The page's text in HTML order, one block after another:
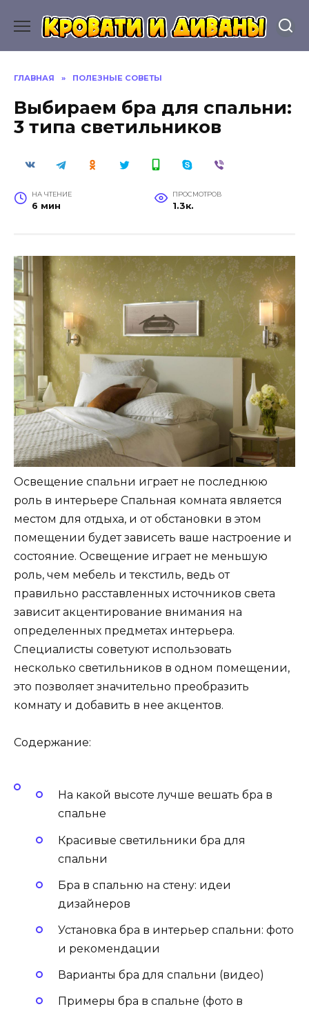
содержанию
ГЛАВНАЯ » ПОЛЕЗНЫЕ СОВЕТЫ
Выбираем бра для спальни:
3 типа светильников
НА ЧТЕНИЕ
6 мин
ПРОСМОТРОВ
1.3к.
Освещение спальни играет не последнюю
роль в интерьере Спальная комната является
местом для отдыха, и от обстановки в этом
помещении будет зависеть ваше настроение и
состояние. Освещение играет не меньшую
роль, чем мебель и текстиль, ведь от
правильно расставленных источников света
зависит акцентирование внимания на
определенных предметах интерьера.
Специалисты советуют использовать
несколько светильников в одном помещении,
это позволяет значительно преобразить
комнату и добавить в нее акцентов.
Содержание:
На какой высоте лучше вешать бра в
спальне
Красивые светильники бра для
спальни
Бра в спальню на стену: идеи
дизайнеров
Установка бра в интерьер спальни: фото
и рекомендации
Варианты бра для спальни (видео)
Примеры бра в спальне (фото в